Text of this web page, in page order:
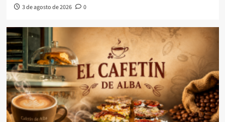
3 de agosto de 2026 0